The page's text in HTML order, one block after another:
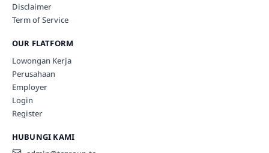
Disclaimer
Term of Service
OUR FLATFORM
Lowongan Kerja
Perusahaan
Employer
Login
Register
HUBUNGI KAMI